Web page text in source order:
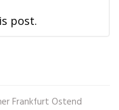
post.
Frankfurt Ostend